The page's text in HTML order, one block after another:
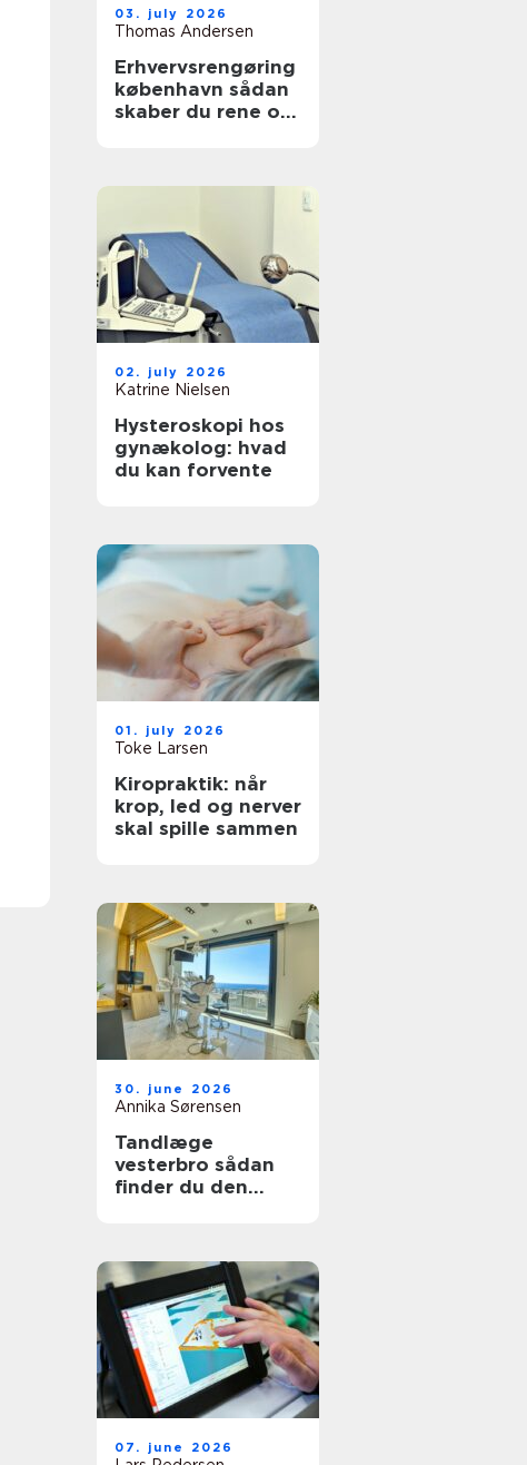
03. july 2026
Thomas Andersen
Erhvervsrengøring
københavn sådan
skaber du rene og
02. july 2026
Katrine Nielsen
Hysteroskopi hos
gynækolog: hvad
du kan forvente
01. july 2026
Toke Larsen
Kiropraktik: når
krop, led og nerver
skal spille sammen
30. june 2026
Annika Sørensen
Tandlæge
vesterbro sådan
finder du den
07. june 2026